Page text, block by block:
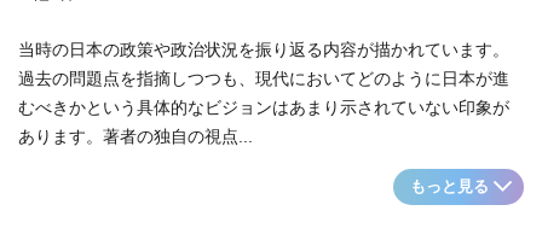
当時の日本の政策や政治状況を振り返る内容が描かれています。
過去の問題点を指摘しつつも、現代においてどのように日本が進
むべきかという具体的なビジョンはあまり示されていない印象が
あります。著者の独自の視点...
もっと見る